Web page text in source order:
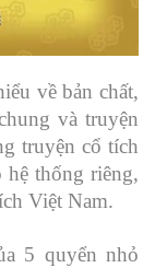
về bản chất,
và truyện
truyện cổ tích
hệ thống riêng,
Việt Nam.
5 quyển nhỏ